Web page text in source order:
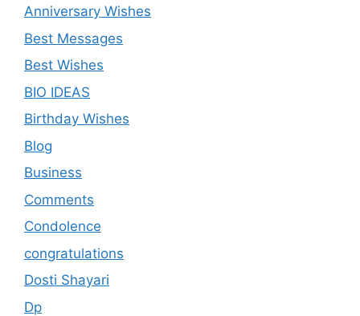
Anniversary Wishes
Best Messages
Best Wishes
BIO IDEAS
Birthday Wishes
Blog
Business
Comments
Condolence
congratulations
Dosti Shayari
Dp